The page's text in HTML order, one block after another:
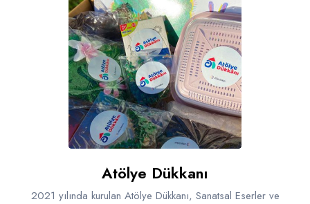
Atölye Dükkanı
2021 yılında kurulan Atölye Dükkanı, Sanatsal Eserler ve